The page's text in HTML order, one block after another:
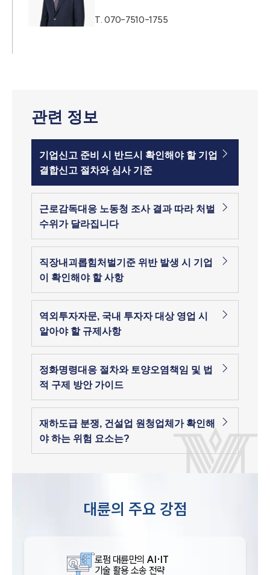
T.070-7510-1755
관련 정보
기업신고 준비 시 반드시 확인해야 할 기업
결합신고 절차와 심사 기준
근로감독대응 노동청 조사 결과 따라 처벌
수위가 달라집니다
직장내괴롭힘처벌기준 위반 발생 시 기업
이 확인해야 할 사항
역외투자자문, 국내 투자자 대상 영업 시
알아야 할 규제사항
정화명령대응 절차와 토양오염책임 및 법
적 구제 방안 가이드
재하도급 분쟁, 건설업 원청업체가 확인해
야 하는 위험 요소는?
대륜의 주요 강점
로펌 대륜만의 AI·IT
기술 활용 소송 전략